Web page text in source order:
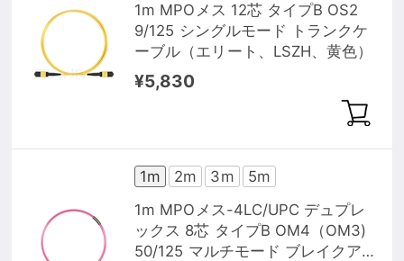
1m MPOメス 12芯 タイプB OS2
9/125 シングルモード トランクケ
ーブル（エリート、LSZH、黄色）
¥5,830
1m 2m 3m
5m
1m MPOメス-4LC/UPC デュプレ
ックス 8芯 タイプB OM4（OM3)
50/125 マルチモード ブレイクア